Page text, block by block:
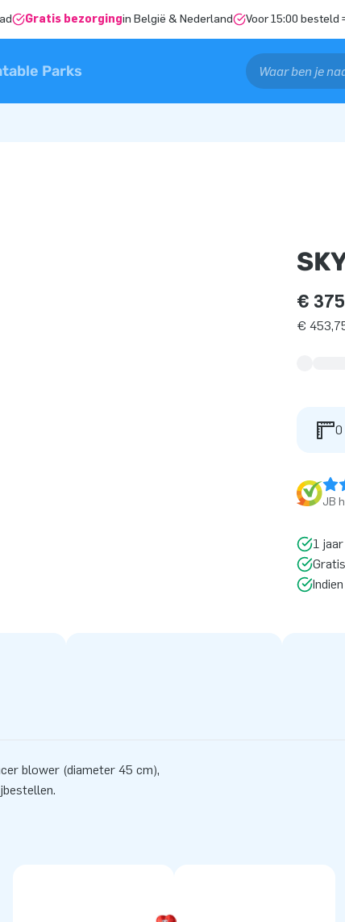
Gratis bezorgingin België & Nederland Voor 15:00 besteld
Parks
€
€
0
JB
1
blower (diameter 45 cm),